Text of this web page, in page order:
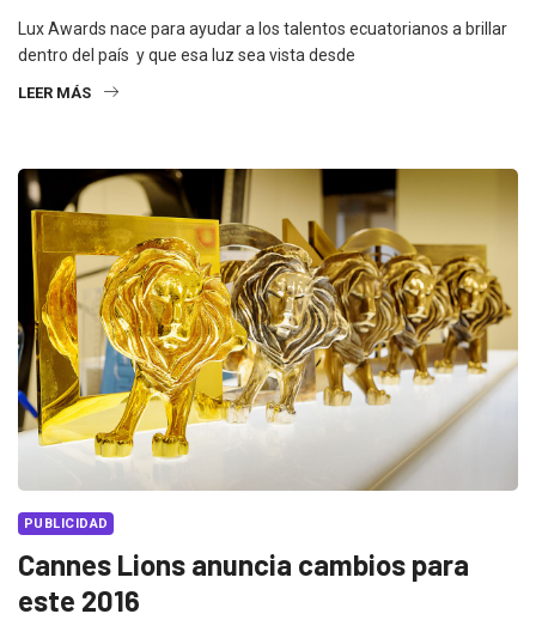
Lux Awards nace para ayudar a los talentos ecuatorianos a brillar
dentro del país y que esa luz sea vista desde
LEER MÁS
PUBLICIDAD
Cannes Lions anuncia cambios para
este 2016